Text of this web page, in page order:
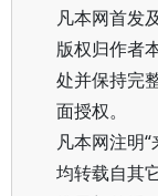
凡本网首发
版权归作者
处并保持完
面授权。
凡本网注明“
均转载自其